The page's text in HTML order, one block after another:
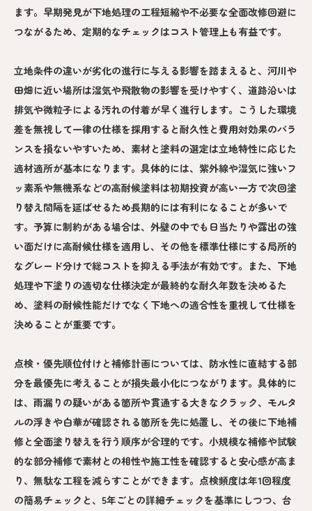
ます。早期発見が下地処理の工程短縮や不必要な全面改修回避に
つながるため、定期的なチェックはコスト管理上も有益です。
立地条件の違いが劣化の進行に与える影響を踏まえると、河川や
田畑に近い場所は湿気や飛散物の影響を受けやすく、道路沿いは
排気や微粒子による汚れの付着が早く進行します。こうした環境
差を無視して一律の仕様を採用すると耐久性と費用対効果のバラ
ンスを損ないやすいため、素材と塗料の選定は立地特性に応じた
適材適所が基本になります。具体的には、紫外線や湿気に強いフ
ッ素系や無機系などの高耐候塗料は初期投資が高い一方で次回塗
り替え間隔を延ばせるため長期的には有利になることが多いで
す。予算に制約がある場合は、外壁の中でも日当たりや露出の強
い面だけに高耐候仕様を適用し、その他を標準仕様にする局所的
なグレード分けで総コストを抑える手法が有効です。また、下地
処理や下塗りの適切な仕様決定が最終的な耐久年数を決めるた
め、塗料の耐候性能だけでなく下地への適合性を重視して仕様を
決めることが重要です。
点検・優先順位付けと補修計画については、防水性に直結する部
分を最優先に考えることが損失最小化につながります。具体的に
は、雨漏りの疑いがある箇所や貫通する大きなクラック、モルタ
ルの浮きや白華が確認される箇所を先に処置し、その後に下地補
修と全面塗り替えを行う順序が合理的です。小規模な補修や試験
的な部分補修で素材との相性や施工性を確認すると安心感が高ま
り、無駄な工程を減らすことができます。点検頻度は年1回程度
の簡易チェックと、5年ごとの詳細チェックを基準にしつつ、台